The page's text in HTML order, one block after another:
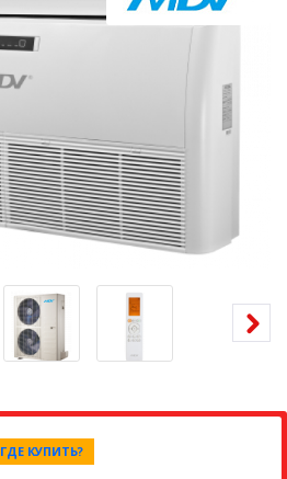
ГДЕ КУПИТЬ?